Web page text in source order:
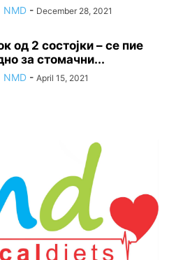
NMD - December 28, 2021
од 2 состојки – се пие
за стомачни...
NMD - April 15, 2021